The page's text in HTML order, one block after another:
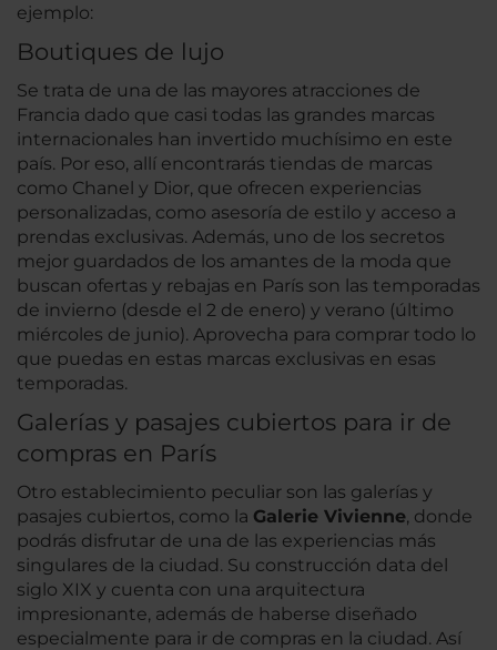
ejemplo:
Boutiques de lujo
Se trata de una de las mayores atracciones de
Francia dado que casi todas las grandes marcas
internacionales han invertido muchísimo en este
país. Por eso, allí encontrarás tiendas de marcas
como Chanel y Dior, que ofrecen experiencias
personalizadas, como asesoría de estilo y acceso a
prendas exclusivas. Además, uno de los secretos
mejor guardados de los amantes de la moda que
buscan ofertas y rebajas en París son las temporadas
de invierno (desde el 2 de enero) y verano (último
miércoles de junio). Aprovecha para comprar todo lo
que puedas en estas marcas exclusivas en esas
temporadas.
Galerías y pasajes cubiertos para ir de
compras en París
Otro establecimiento peculiar son las galerías y
pasajes cubiertos, como la Galerie Vivienne, donde
podrás disfrutar de una de las experiencias más
singulares de la ciudad. Su construcción data del
siglo XIX y cuenta con una arquitectura
impresionante, además de haberse diseñado
especialmente para ir de compras en la ciudad. Así